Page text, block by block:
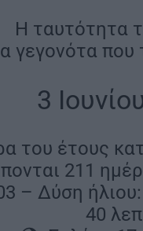
Η ταυτότητα
γεγονότα
3
του έτους
211
– Δύση
40